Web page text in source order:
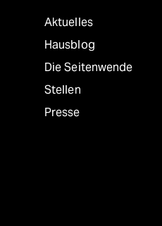
Aktuelles
Hausblog
Die Seitenwende
Stellen
Presse